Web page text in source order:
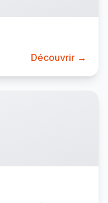
Découvrir →